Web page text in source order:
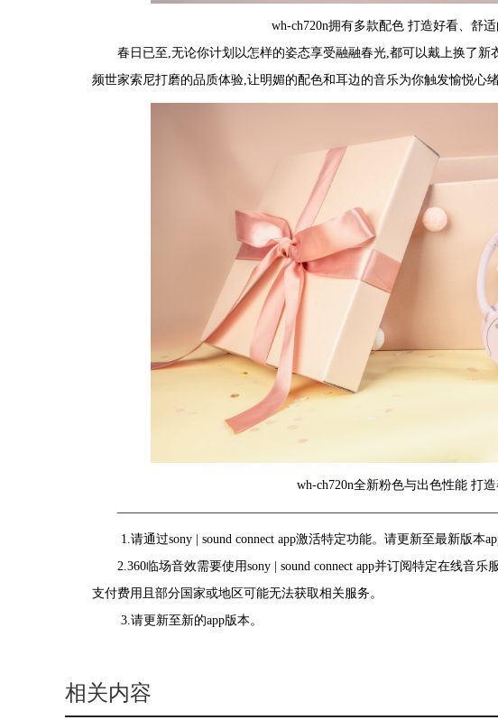
wh-ch720n拥有多款配色 打造好看、舒
春日已至,无论你计划以怎样的姿态享受融融春光,都可以戴上换了新
频世家索尼打磨的品质体验 让明媚的配色和耳边的音乐为你触发愉悦心绪
wh-ch720n全新粉色与出色性能 打
1. 请通过sony | sound connect app激活特定功能。请更新至最新版本
2. 360临场音效需要使用sony | sound connect app并订阅特定在线音
支付费用且部分国家或地区可能无法获取相关服务。
3. 请更新至新的app版本。
相关内容